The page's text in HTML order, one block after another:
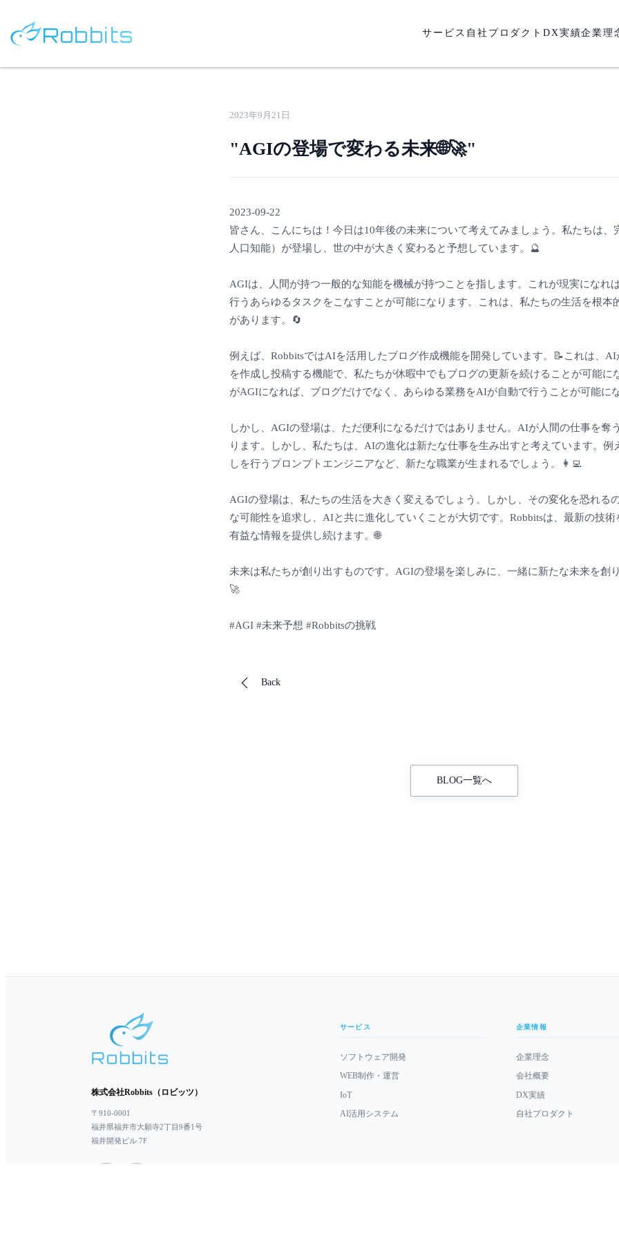
Robbits サービス 自社プロダクトDX実績企業理
2023年9月21日
"AGIの登場で変わる未来🌐🚀"
2023-09-22
皆さん、こんにちは！今日は10年後の未来について考えてみましょう。私たちは、
人口知能）が登場し、世の中が大きく変わると予想しています。🔮
AGIは、人間が持つ一般的な知能を機械が持つことを指します。これが現実になれ
行うあらゆるタスクをこなすことが可能になります。これは、私たちの生活を根本
があります。🔄
例えば、RobbitsではAIを活用したブログ作成機能を開発しています。📝これは、
を作成し投稿する機能で、私たちが休暇中でもブログの更新を続けることが可能に
がAGIになれば、ブログだけでなく、あらゆる業務をAIが自動で行うことが可能に
しかし、AGIの登場は、ただ便利になるだけではありません。AIが人間の仕事を奪
ります。しかし、私たちは、AIの進化は新たな仕事を生み出すと考えています。例
しを行うプロンプトエンジニアなど、新たな職業が生まれるでしょう。👩‍💻
AGIの登場は、私たちの生活を大きく変えるでしょう。しかし、その変化を恐れる
な可能性を追求し、AIと共に進化していくことが大切です。Robbitsは、最新の技
有益な情報を提供し続けます。🌐
未来は私たちが創り出すものです。AGIの登場を楽しみに、一緒に新たな未来を創
🚀
#AGI #未来予想 #Robbitsの挑戦
Back
BLOG一覧へ
株式会社Robbits（ロビッツ）
〒910-0001
福井県福井市大願寺2丁目9番1号
福井開発ビル 7F
サービス
ソフトウェア開発
WEB制作・運営
IoT
AI活用システム
企業情報
企業理念
会社概要
DX実績
自社プロダクト